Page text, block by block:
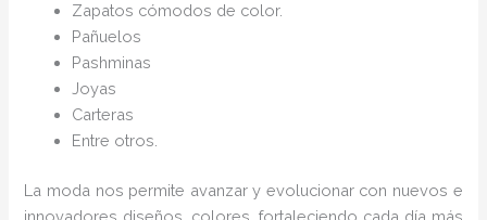
Zapatos cómodos de color.
Pañuelos
Pashminas
Joyas
Carteras
Entre otros.
La moda nos permite avanzar y evolucionar con nuevos e